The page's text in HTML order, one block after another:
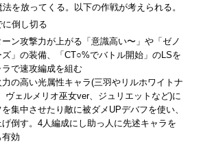
を放ってくる。以下の作戦が考えられる。
倒し切る
ーン攻撃力が上がる「意識高い〜」や「ゼノ
ズ」の装備、「CT○%でバトル開始」のLSを
で速攻編成を組む
の高い光属性キャラ(三羽やリルホワイトナ
ヴェルメリオ巫女ver、ジュリエットなど)に
集中させたり敵に被ダメUPデバフを使い、
げ倒す。4人編成にし助っ人に先述キャラを
効